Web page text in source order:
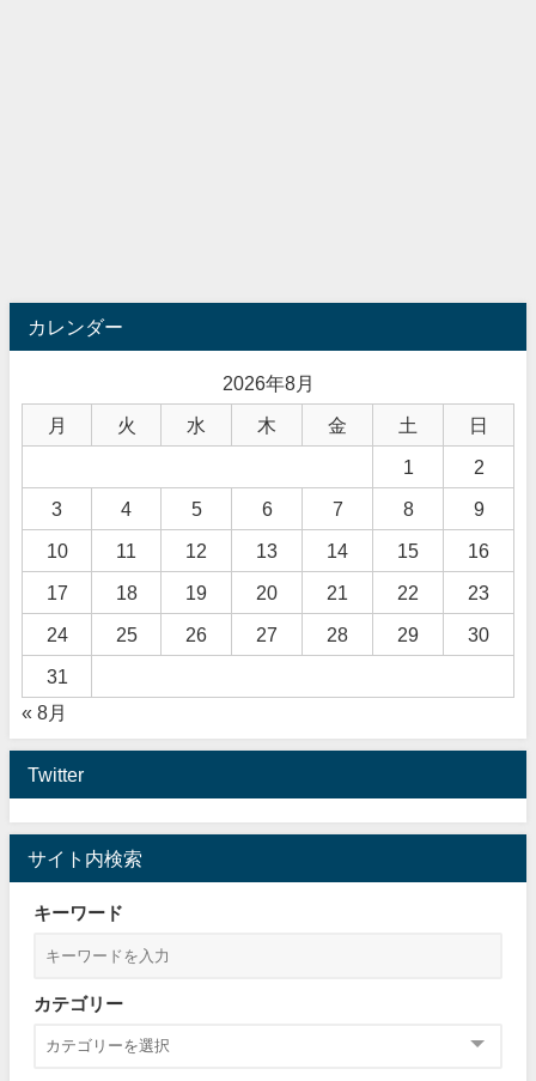
カレンダー
2026年8月
月 火 水 木 金 土 日
1 2
3 4 5 6 7 8 9
10 11 12 13 14 15 16
17 18 19 20 21 22 23
24 25 26 27 28 29 30
31
« 8月
Twitter
サイト内検索
キーワード
カテゴリー